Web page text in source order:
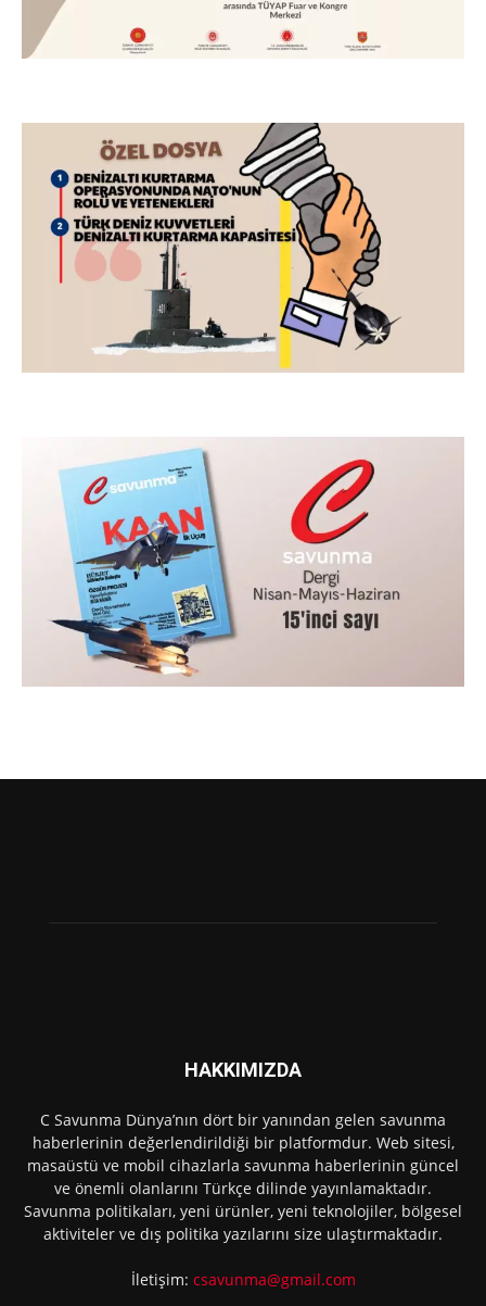
HAKKIMIZDA
C Savunma Dünya’nın dört bir yanından gelen savunma
haberlerinin değerlendirildiği bir platformdur. Web sitesi,
masaüstü ve mobil cihazlarla savunma haberlerinin güncel
ve önemli olanlarını Türkçe dilinde yayınlamaktadır.
Savunma politikaları, yeni ürünler, yeni teknolojiler, bölgesel
aktiviteler ve dış politika yazılarını size ulaştırmaktadır.
İletişim: csavunma@gmail.com